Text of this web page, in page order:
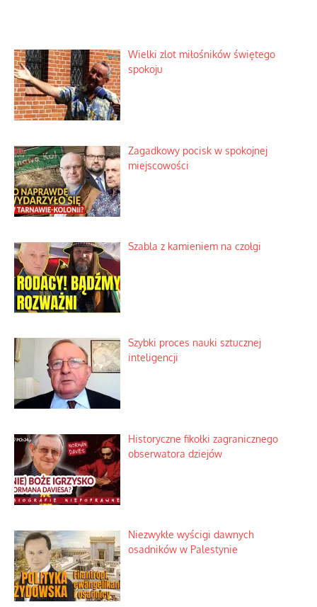
Wielki zlot miłośników świętego
spokoju
Zagadkowy pocisk w spokojnej
miejscowości
Szabla z kamieniem na czołgi
Szybki proces nauki sztucznej
inteligencji
Historyczne fikołki zagranicznego
obserwatora dziejów
Niezwykłe wyścigi dawnych
osadników w Palestynie